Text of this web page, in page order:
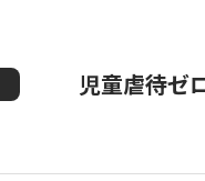
児童虐待ゼ